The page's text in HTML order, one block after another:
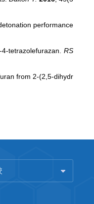
performance
4-tetrazolefurazan.RS
from 2-(2,5-dihydr